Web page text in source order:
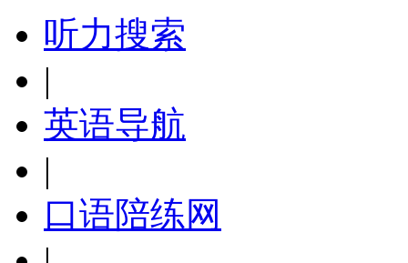
听力搜索
|
英语导航
|
口语陪练网